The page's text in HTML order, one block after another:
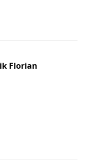
Florian